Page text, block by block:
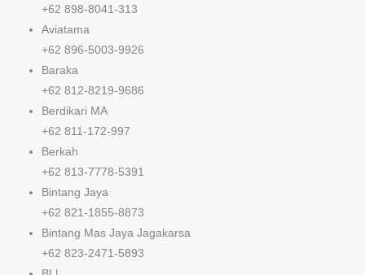
+62 898-8041-313
Aviatama
+62 896-5003-9926
Baraka
+62 812-8219-9686
Berdikari MA
+62 811-172-997
Berkah
+62 813-7778-5391
Bintang Jaya
+62 821-1855-8873
Bintang Mas Jaya Jagakarsa
+62 823-2471-5893